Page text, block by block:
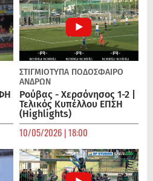
ΣΤΙΓΜΙΟΤΥΠΑ ΠΟΔΌΣΦΑΙΡΟ
ΑΝΔΡΏΝ
Ρούβας - Χερσόνησος 1-2 |
Τελικός Κυπέλλου ΕΠΣΗ
(Highlights)
10/05/2026 | 18:00